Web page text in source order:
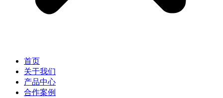
首页
关于我们
产品中心
合作案例